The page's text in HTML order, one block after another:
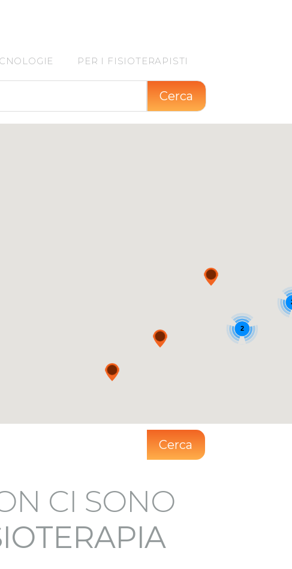
PER I FISIOTERAPISTI
Cerca
2
Cerca
CI SONO